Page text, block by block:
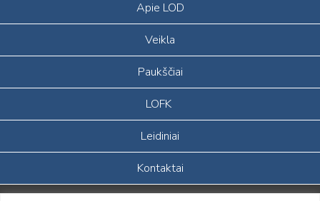
Apie LOD
Veikla
Paukščiai
LOFK
Leidiniai
Kontaktai